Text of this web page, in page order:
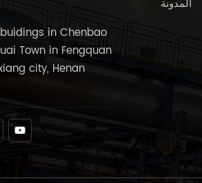
in Chenbao
Town in Fengquan
city, Henan
المدونة